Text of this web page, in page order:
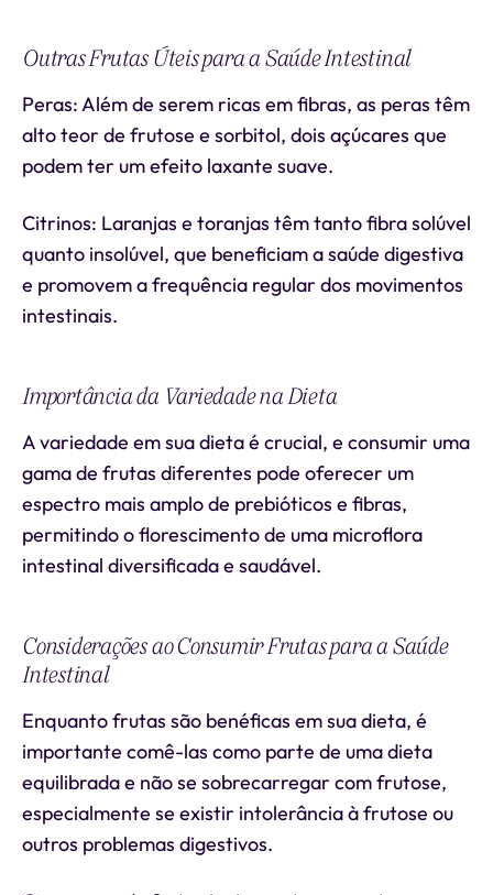
Outras Frutas Úteis para a Saúde Intestinal
Peras: Além de serem ricas em fibras, as peras têm
alto teor de frutose e sorbitol, dois açúcares que
podem ter um efeito laxante suave.
Citrinos: Laranjas e toranjas têm tanto fibra solúvel
quanto insolúvel, que beneficiam a saúde digestiva
e promovem a frequência regular dos movimentos
intestinais.
Importância da Variedade na Dieta
A variedade em sua dieta é crucial, e consumir uma
gama de frutas diferentes pode oferecer um
espectro mais amplo de prebióticos e fibras,
permitindo o florescimento de uma microflora
intestinal diversificada e saudável.
Considerações ao Consumir Frutas para a Saúde
Intestinal
Enquanto frutas são benéficas em sua dieta, é
importante comê-las como parte de uma dieta
equilibrada e não se sobrecarregar com frutose,
especialmente se existir intolerância à frutose ou
outros problemas digestivos.